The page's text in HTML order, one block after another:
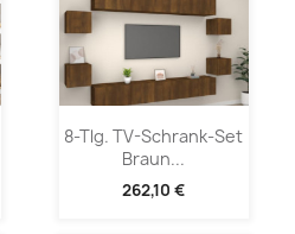
8-Tlg. TV-Schrank-Set
Braun...
262,10 €